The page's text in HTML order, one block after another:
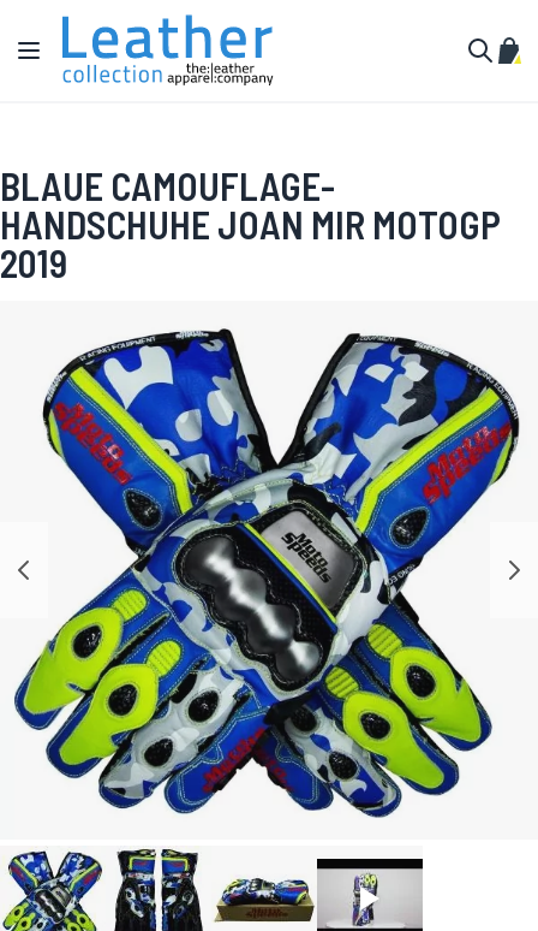
Zum Inhalt springen
Navigation umschalten
BLAUE CAMOUFLAGE-
HANDSCHUHE JOAN MIR MOTOGP
2019